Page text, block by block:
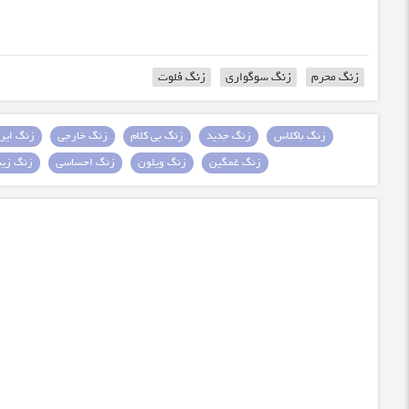
زنگ محرم زنگ سوگواری زنگ فلوت
زنگ باکلاس زنگ جدید زنگ بی کلام زنگ خارجی زنگ
زنگ غمگین
زنگ ویلون زنگ احساسی زنگ